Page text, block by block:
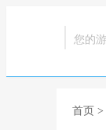
您的
首页 >